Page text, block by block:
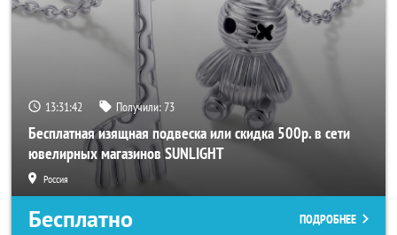
13:31:40 Получили:73
Бесплатная изящная подвеска или скидка 500р. в сети
ювелирных магазинов SUNLIGHT
Россия
Бесплатно ПОДРОБНЕЕ